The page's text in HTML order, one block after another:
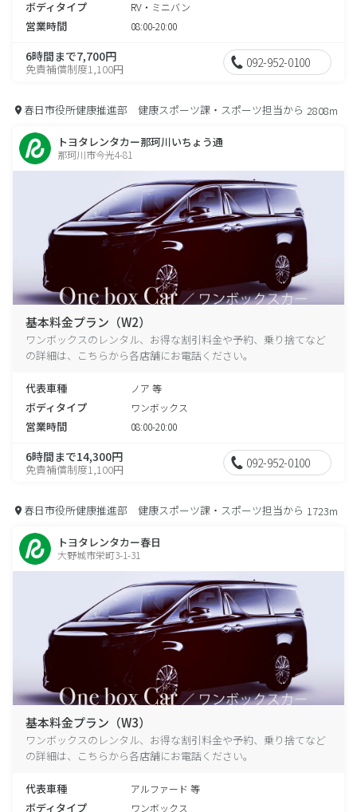
ボディタイプ RV・ミニバン
営業時間 08:00-20:00
6時間まで7,700円
免責補償制度1,100円 092-952-0100
春日市役所健康推進部 健康スポーツ課・スポーツ担当から 2808m
トヨタレンタカー那珂川いちょう通
那珂川市今光4-81
基本料金プラン（W2）
ワンボックスのレンタル、お得な割引料金や予約、乗り捨てなど
の詳細は、こちらから各店舗にお電話ください。
代表車種 ノア 等
ボディタイプ ワンボックス
営業時間 08:00-20:00
6時間まで14,300円
免責補償制度1,100円 092-952-0100
春日市役所健康推進部 健康スポーツ課・スポーツ担当から 1723m
トヨタレンタカー春日
大野城市栄町3-1-31
基本料金プラン（W3）
ワンボックスのレンタル、お得な割引料金や予約、乗り捨てなど
の詳細は、こちらから各店舗にお電話ください。
代表車種 アルファード 等
ボディタイプ ワンボックス